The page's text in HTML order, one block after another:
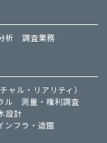
析 調査業務
ャル・リアリティ）
ル
測量・権利調査
設計
ンフラ・造園